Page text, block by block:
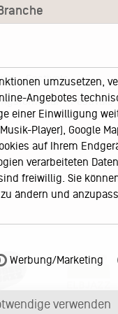
– Festivals
– Festivals
umzusetzen,
Angebotes
einer Einwilligung
Player), Google
auf Ihrem
verarbeiteten
freiwillig. Sie
ändern und
Werbung/Marketing
verwenden